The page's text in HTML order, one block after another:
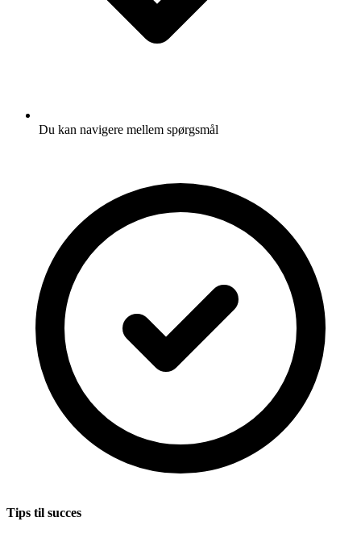
Du kan navigere mellem spørgsmål
Tips til succes